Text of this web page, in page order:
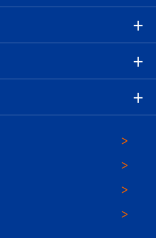
なしガイド
ブ）
ム